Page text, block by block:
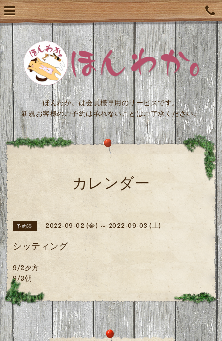
ほんわか。は会員様専用のサービスです。
新規お客様のご予約は承れないことはご了承ください。
カレンダー
予約済 2022-09-02 (金) ～ 2022-09-03 (土)
シッティング
9/2夕方
9/3朝